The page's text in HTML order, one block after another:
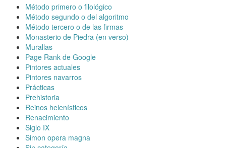
Método primero o filológico
Método segundo o del algoritmo
Método tercero o de las firmas
Monasterio de Piedra (en verso)
Murallas
Page Rank de Google
Pintores actuales
Pintores navarros
Prácticas
Prehistoria
Reinos helenísticos
Renacimiento
Siglo IX
Simon opera magna